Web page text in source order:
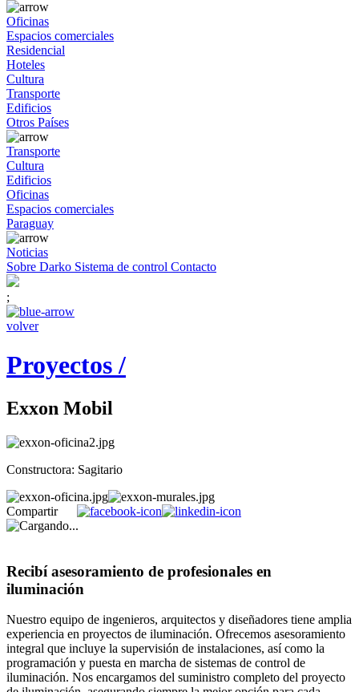
Oficinas
Espacios comerciales
Residencial
Hoteles
Cultura
Transporte
Edificios
Otros Países
Transporte
Cultura
Edificios
Oficinas
Espacios comerciales
Paraguay
Noticias
Sobre Darko Sistema de control Contacto
;
volver
Proyectos /
Exxon Mobil
Constructora: Sagitario
Compartir
Recibí asesoramiento de profesionales en
iluminación
Nuestro equipo de ingenieros, arquitectos y diseñadores tiene amplia
experiencia en proyectos de iluminación. Ofrecemos asesoramiento
integral que incluye la supervisión de instalaciones, así como la
programación y puesta en marcha de sistemas de control de
iluminación. Nos encargamos del suministro completo del proyecto